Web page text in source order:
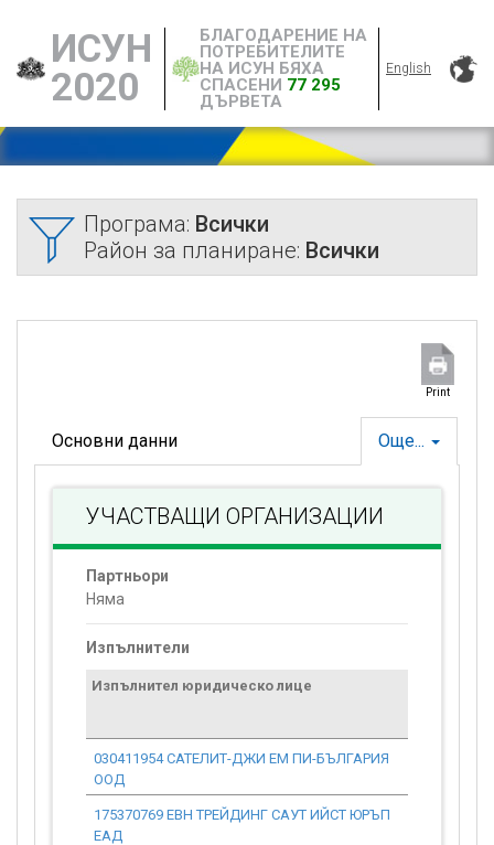
ИСУН
2020
БЛАГОДАРЕНИЕ НА
ПОТРЕБИТЕЛИТЕ
НА ИСУН БЯХА
СПАСЕНИ 77 295
ДЪРВЕТА
English
Програма: Всички
Район за планиране: Всички
Print
Още...
Основни данни
УЧАСТВАЩИ ОРГАНИЗАЦИИ
Партньори
Няма
Изпълнители
Изпълнител юридическо лице
030411954 САТЕЛИТ-ДЖИ ЕМ ПИ-БЪЛГАРИЯ
ООД
175370769 ЕВН ТРЕЙДИНГ САУТ ИЙСТ ЮРЪП
ЕАД